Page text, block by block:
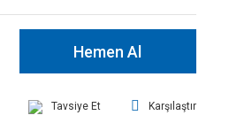
Hemen Al
Tavsiye Et Karşılaştır